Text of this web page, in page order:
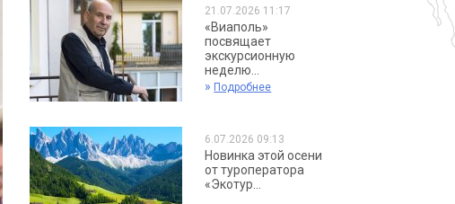
21.07.2026 11:17
«Виаполь»
посвящает
экскурсионную
неделю...
» Подробнее
6.07.2026 09:13
Новинка этой осени
от туроператора
«Экотур...